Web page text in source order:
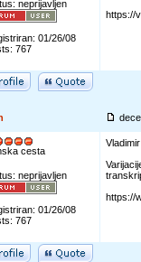
neprijavljen
01/26/08
767
https://
cesta
neprijavljen
01/26/08
767
https://